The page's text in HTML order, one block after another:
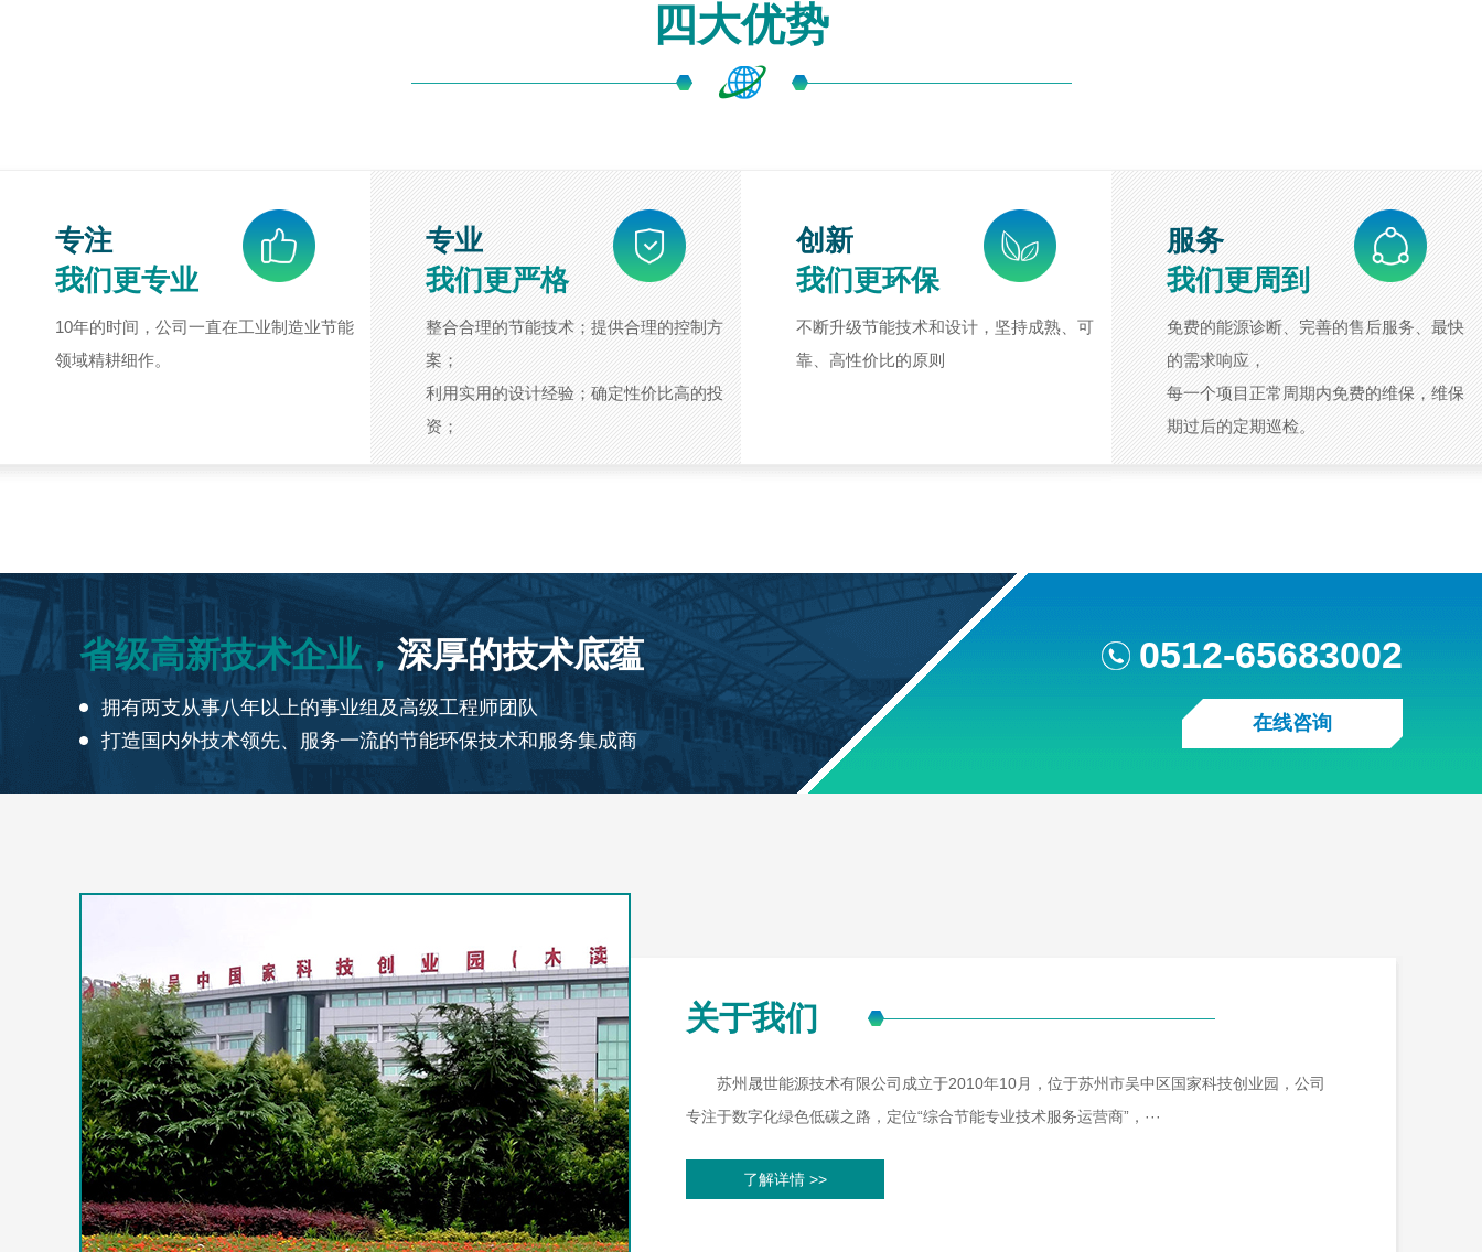
四大优势
专注
我们更专业
10年的时间，公司一直在工业制造业节能
领域精耕细作。
专业
我们更严格
整合合理的节能技术；提供合理的控制方
案；
利用实用的设计经验；确定性价比高的投
资；
创新
我们更环保
不断升级节能技术和设计，坚持成熟、可
靠、高性价比的原则
服务
我们更周到
免费的能源诊断、完善的售后服务、最快
的需求响应，
每一个项目正常周期内免费的维保，维保
期过后的定期巡检。
省级高新技术企业，深厚的技术底蕴
拥有两支从事八年以上的事业组及高级工程师团队
打造国内外技术领先、服务一流的节能环保技术和服务集成商
0512-65683002
在线咨询
关于我们
苏州晟世能源技术有限公司成立于2010年10月，位于苏州市吴中区国家科技创业园，公司
专注于数字化绿色低碳之路，定位“综合节能专业技术服务运营商”，···
了解详情 >>